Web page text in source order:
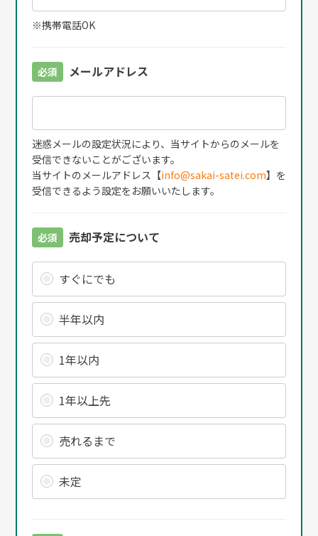
※携帯電話OK
必須 メールアドレス
迷惑メールの設定状況により、当サイトからのメールを
受信できないことがございます。
当サイトのメールアドレス【info@sakai-satei.com】を
受信できるよう設定をお願いいたします。
必須 売却予定について
すぐにでも
半年以内
1年以内
1年以上先
売れるまで
未定